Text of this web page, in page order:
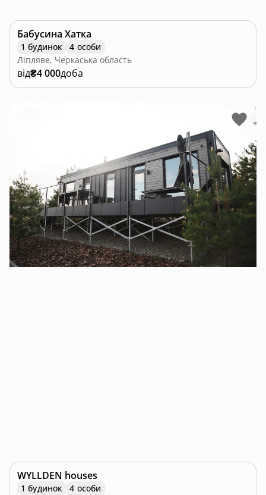
Бабусина Хатка
1 будинок
4 особи
Ліпляве, Черкаська область
від₴4 000доба
WYLLDEN houses
1 будинок
4 особи